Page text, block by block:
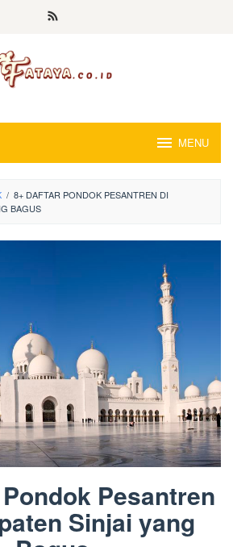
MENU
/ 8+ DAFTAR PONDOK PESANTREN DI
BAGUS
Pesantren
Sinjai yang